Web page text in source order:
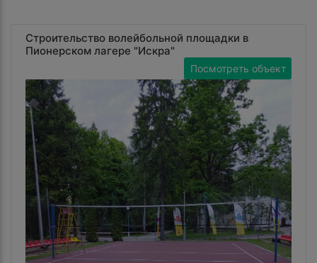
Строительство волейбольной площадки в
Пионерском лагере "Искра"
Посмотреть объект